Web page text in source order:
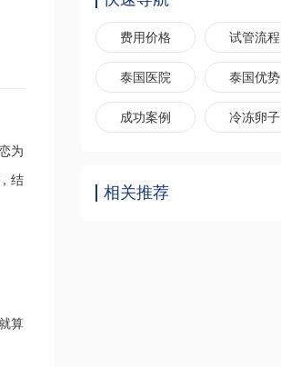
为
结
算
费用价格 试管流程
泰国医院 泰国优势
成功案例 冷冻卵子
相关推荐